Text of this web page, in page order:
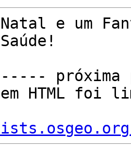
e um
em HTML foi